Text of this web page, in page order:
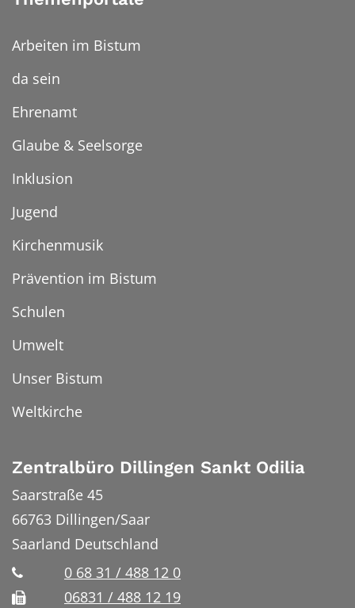
Arbeiten im Bistum
da sein
Ehrenamt
Glaube & Seelsorge
Inklusion
Jugend
Kirchenmusik
Prävention im Bistum
Schulen
Umwelt
Unser Bistum
Weltkirche
Zentralbüro Dillingen Sankt Odilia
Saarstraße 45
66763 Dillingen/Saar
Saarland Deutschland
0 68 31 / 488 12 0
06831 / 488 12 19